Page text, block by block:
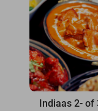
Indiaas 2- of